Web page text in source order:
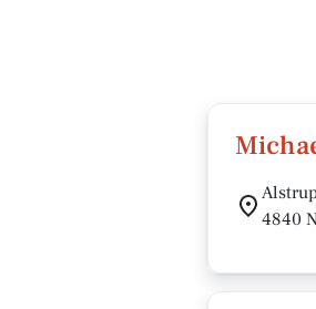
4840